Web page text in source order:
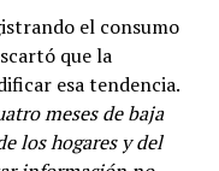
el consumo
que la
esa tendencia.
meses de baja
los hogares y del